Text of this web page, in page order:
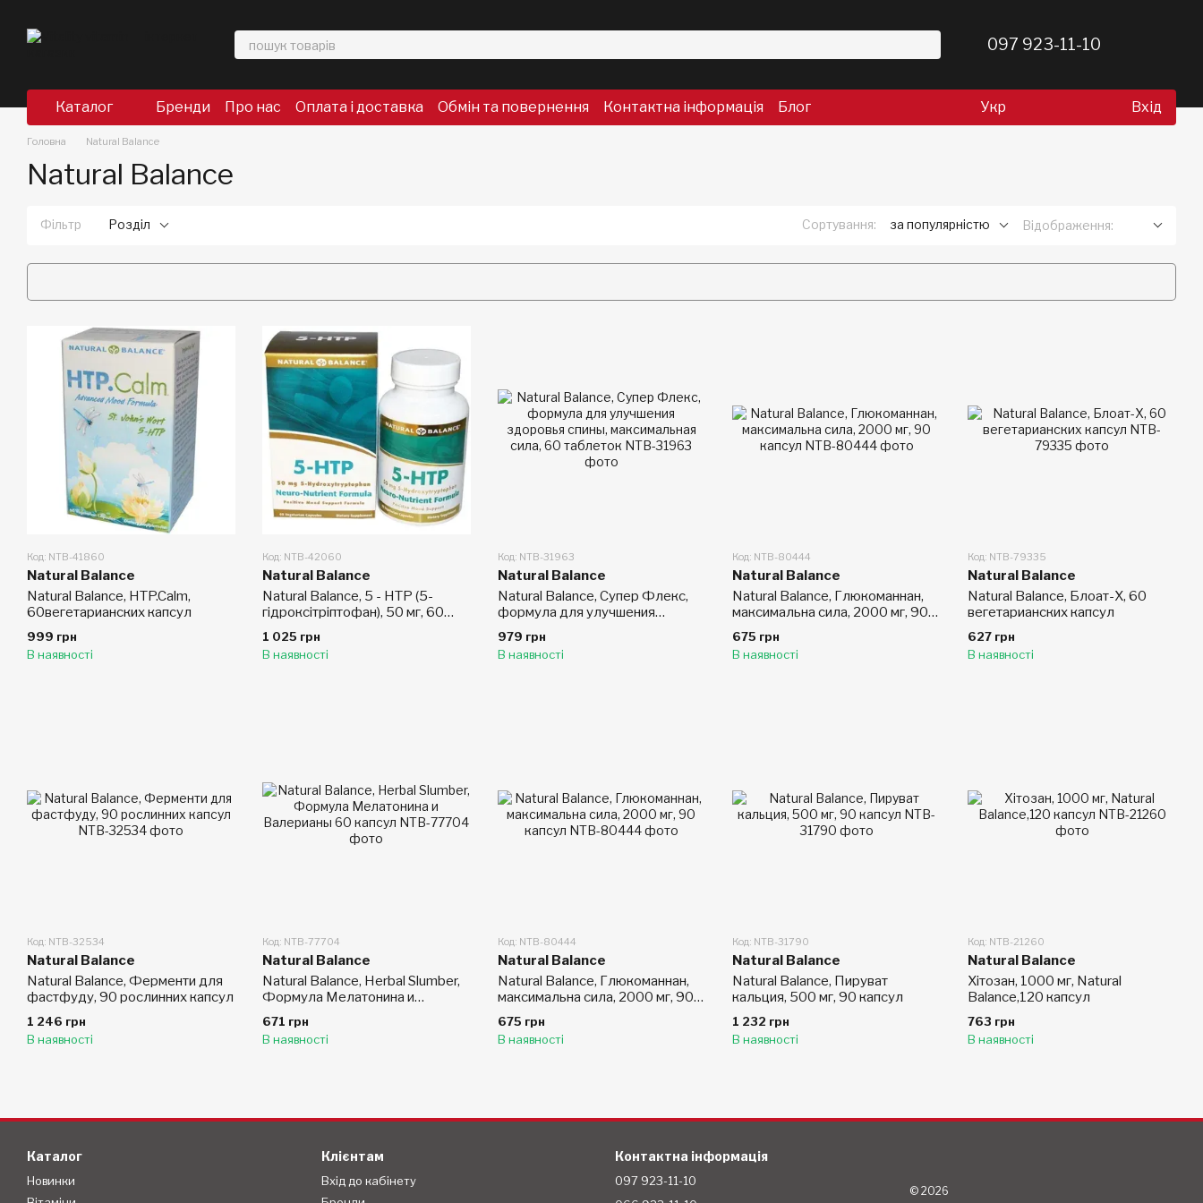
097 923-11-10
Каталог Бренди Про нас Оплата і доставка Обмін та повернення Контактна інформація Блог Укр Вхід
Головна Natural Balance
Natural Balance
Фільтр Розділ Сортування: за популярністю Відображення:
Код: NTB-41860
Natural Balance
Natural Balance, HTP.Calm,
60вегетарианских капсул
999 грн
В наявності
Код: NTB-42060
Natural Balance
Natural Balance, 5 - HTP (5-
гідроксітріптофан), 50 мг, 60
капсул
1 025 грн
В наявності
Код: NTB-31963
Natural Balance
Natural Balance, Супер Флекс,
формула для улучшения
здоровья спины, максимальная
сила, 60 таблеток
979 грн
В наявності
Код: NTB-80444
Natural Balance
Natural Balance, Глюкоманнан,
максимальна сила, 2000 мг, 90
капсул
675 грн
В наявності
Код: NTB-79335
Natural Balance
Natural Balance, Блоат-X, 60
вегетарианских капсул
627 грн
В наявності
Код: NTB-32534
Natural Balance
Natural Balance, Ферменти для
фастфуду, 90 рослинних капсул
1 246 грн
В наявності
Код: NTB-77704
Natural Balance
Natural Balance, Herbal Slumber,
Формула Мелатонина и
671 грн
В наявності
Код: NTB-80444
Natural Balance
Natural Balance, Глюкоманнан,
максимальна сила, 2000 мг, 90
675 грн
В наявності
Код: NTB-31790
Natural Balance
Natural Balance, Пируват
кальция, 500 мг, 90 капсул
1 232 грн
В наявності
Код: NTB-21260
Natural Balance
Хітозан, 1000 мг, Natural
Balance,120 капсул
763 грн
В наявності
Каталог
Новинки
Клієнтам
Вхід до кабінету
Контактна інформація
097 923-11-10
© 2026